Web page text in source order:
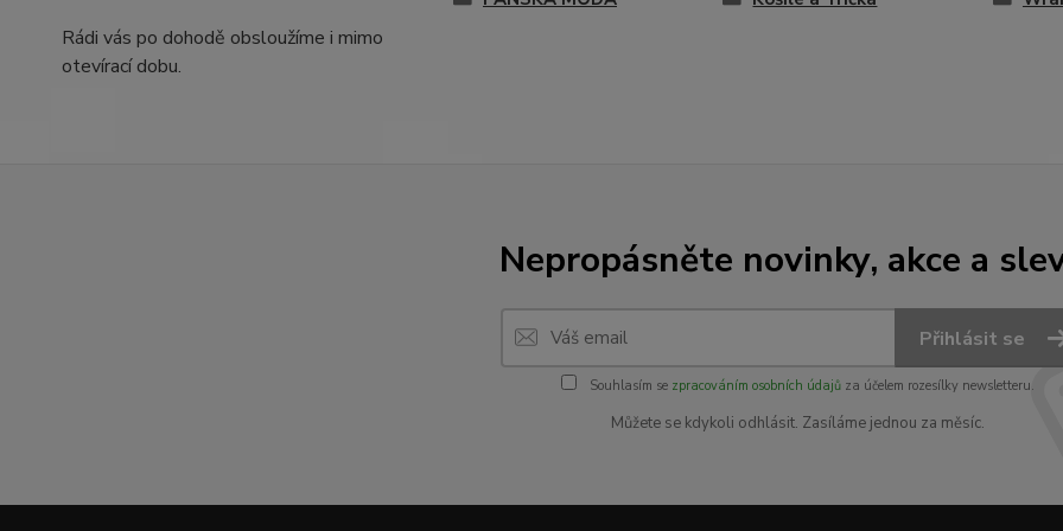
Rádi vás po dohodě obsloužíme i mimo
otevírací dobu.
Nepropásněte novinky, akce a
Přihlásit se
Souhlasím se zpracováním osobních údajůza účelem rozesílky newsletteru.
Můžete se kdykoli odhlásit. Zasíláme jednou za měsíc.